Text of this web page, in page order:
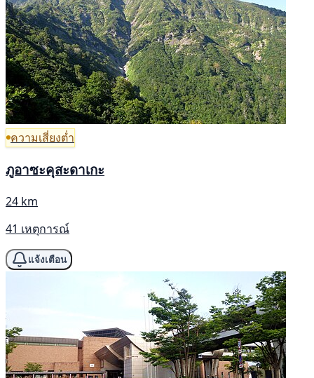
ความเสี่ยงต่ำ
ภูอาซะคุสะดาเกะ
24 km
41 เหตุการณ์
แจ้งเตือน